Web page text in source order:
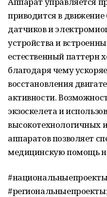
приводится в
датчиков и
устройства и
естественный паттерн
благодаря чему
восстановления
активности.
экзоскелета и
высокотехнологичных
аппаратов позволяет
медицинскую помощь